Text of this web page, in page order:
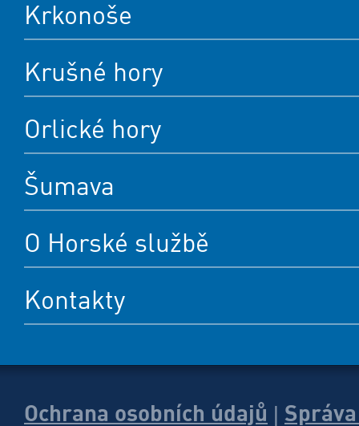
Krkonoše
Krušné hory
Orlické hory
Šumava
O Horské službě
Kontakty
Ochrana osobních údajů